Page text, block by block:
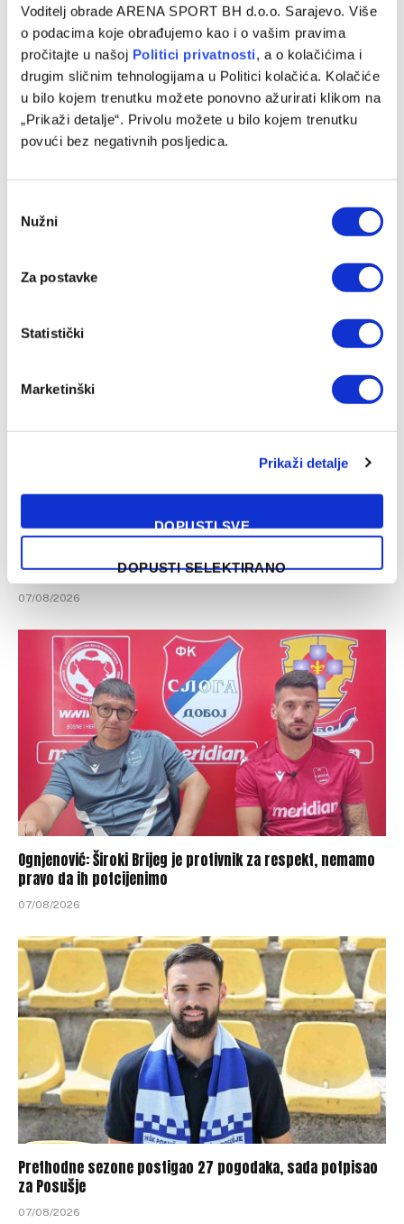
Voditelj obrade ARENA SPORT BH d.o.o. Sarajevo. Više
o podacima koje obrađujemo kao i o vašim pravima
pročitajte u našoj Politici privatnosti, a o kolačićima i
drugim sličnim tehnologijama u Politici kolačića. Kolačiće
u bilo kojem trenutku možete ponovno ažurirati klikom na
„Prikaži detalje“. Privolu možete u bilo kojem trenutku
povući bez negativnih posljedica.
Selection
Nužni
Za postavke
Statistički
Marketinški
Prikaži detalje
DOPUSTI SVE
DOPUSTI SELEKTIRANO
Tarik Karić
FacebookTwitterPinterestLinkedInTumblrWhatsAppEmail
Copy
fudbalera Sarajeva i Veleža
SLIČNE OBJAVE
Grbavici
07/08/2026
Ognjenović: Široki Brijeg je protivnik za respekt, nemamo
pravo da ih potcijenimo
07/08/2026
Prethodne sezone postigao 27 pogodaka, sada potpisao
za Posušje
07/08/2026